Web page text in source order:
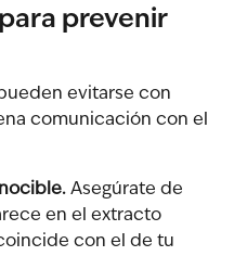
prevenir
evitarse con
comunicación con el
Asegúrate de
en el extracto
con el de tu